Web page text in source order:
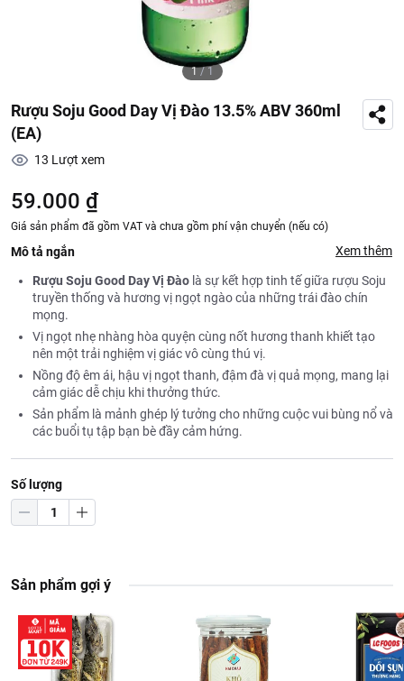
1/ 1
Rượu Soju Good Day Vị Đào 13.5% ABV 360ml
(EA)
13 Lượt xem
59.000 ₫
Giá sản phẩm đã gồm VAT và chưa gồm phí vận chuyển (nếu có)
Mô tả ngắn Xem thêm
Rượu Soju Good Day Vị Đào là sự kết hợp tinh tế giữa rượu Soju
truyền thống và hương vị ngọt ngào của những trái đào chín
mọng.
Vị ngọt nhẹ nhàng hòa quyện cùng nốt hương thanh khiết tạo
nên một trải nghiệm vị giác vô cùng thú vị.
Nồng độ êm ái, hậu vị ngọt thanh, đậm đà vị quả mọng, mang lại
cảm giác dễ chịu khi thưởng thức.
Sản phẩm là mảnh ghép lý tưởng cho những cuộc vui bùng nổ và
các buổi tụ tập bạn bè đầy cảm hứng.
Số lượng
Sản phẩm gợi ý